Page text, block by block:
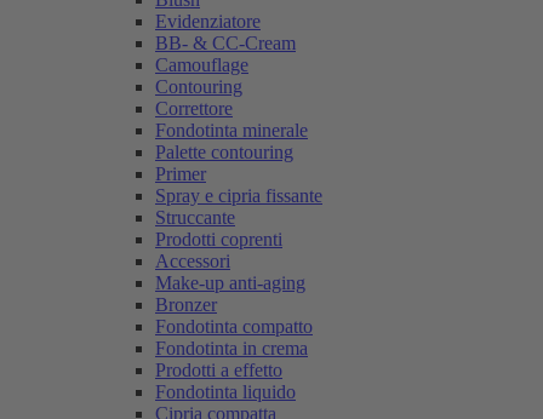
Evidenziatore
BB- & CC-Cream
Camouflage
Contouring
Correttore
Fondotinta minerale
Palette contouring
Primer
Spray e cipria fissante
Struccante
Prodotti coprenti
Accessori
Make-up anti-aging
Bronzer
Fondotinta compatto
Fondotinta in crema
Prodotti a effetto
Fondotinta liquido
Cipria compatta